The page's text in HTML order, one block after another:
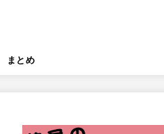
まとめ